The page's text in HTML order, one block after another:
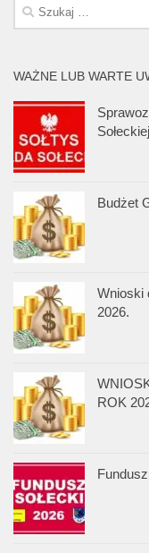
Szukaj:
WAŻNE LUB WARTE
Budżet
Wnioski
2026.
ROK